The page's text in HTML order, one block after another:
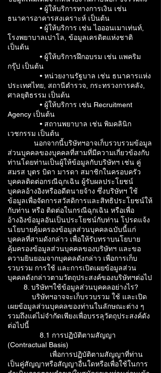
• ผู้ให้บริการทางการเงิน เช่น
ธนาคารอาคารสงเคราะห์ เป็นต้น
• ผู้ให้บริการ เช่น ไอออนเมาเท่นท์,
โรงพยาบาลเปาโล, ข้อมูลเครดิตแห่งชาติ
เป็นต้น
• ผู้ให้บริการฝึกอบรม เช่น แพคริม
กรุ๊ป เป็นต้น
• หน่วยงานรัฐบาล เช่น ธนาคารแห่ง
ประเทศไทย, สถานีตำรวจ, กระทรวงการคลัง,
ศาลยุติธรรม เป็นต้น
• ผู้ให้บริการ เช่น Recruitment
Agency เป็นต้น
• สถานพยาบาล เช่น พิมคลินิก
เวชกรรม เป็นต้น
นอกจากนี้บริษัทฯอาจเก็บรวบรวมข้อมูล
ส่วนบุคคลของบุคคลที่สามที่มีความเกี่ยวข้องกับ
ท่านโดยท่านเป็นผู้ให้ข้อมูลกับบริษัทฯ เช่น คู่
สมรส บุตร บิดา มารดา สมาชิกในครอบครัว
บุคคลติดต่อกรณีฉุกเฉิน ผู้รับผลประโยชน์
บุคคลอ้างอิงหรืออดีตนายจ้าง ซึ่งบริษัทฯ ใช้
ข้อมูลเพื่อจัดการสวัสดิการและสิทธิประโยชน์ให้
กับท่าน หรือ ติดต่อในกรณีฉุกเฉิน หรือเพื่อ
อ้างอิงข้อมูลอันเป็นประโยชน์กับท่าน โปรดแจ้ง
นโยบายคุ้มครองข้อมูลส่วนบุคคลฉบับนี้แก่
บุคคลที่สามดังกล่าว เพื่อให้รับทราบนโยบาย
คุ้มครองข้อมูลส่วนบุคคลของบริษัทฯ และขอ
ความยินยอมจากบุคคลดังกล่าว เพื่อการเก็บ
รวบรวม การใช้ และการเปิดเผยข้อมูลส่วน
บุคคลดังกล่าวตามวัตถุประสงค์ของบริษัทฯต่อไป
8. บริษัทฯใช้ข้อมูลส่วนบุคคลอย่างไร?
บริษัทฯอาจจะเก็บรวบรวม ใช้ และเปิด
เผยข้อมูลส่วนบุคคลของท่านในลักษณะต่าง ๆ
รวมถึงแต่ไม่จำกัดเพียงเพื่อบรรลุวัตถุประสงค์ดัง
ต่อไปนี้
8.1 การปฏิบัติตามสัญญา
(Contractual Basis)
เพื่อการปฏิบัติตามสัญญาที่ท่าน
เป็นคู่สัญญาหรือสัญญาอื่นใดหรือเพื่อใช้ในการ